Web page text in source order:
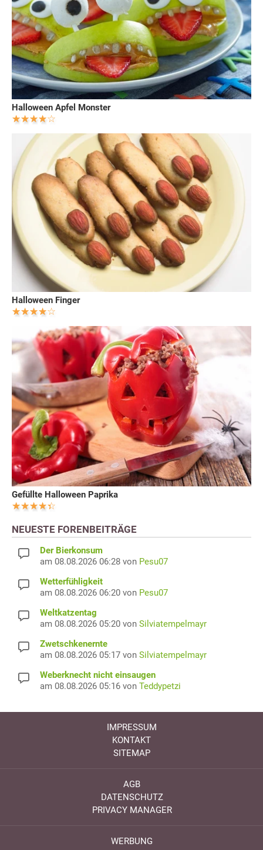
Halloween Apfel Monster
Halloween Finger
Gefüllte Halloween Paprika
NEUESTE FORENBEITRÄGE
Der Bierkonsum
am 08.08.2026 06:28 von Pesu07
Wetterfühligkeit
am 08.08.2026 06:20 von Pesu07
Weltkatzentag
am 08.08.2026 05:20 von Silviatempelmayr
Zwetschkenernte
am 08.08.2026 05:17 von Silviatempelmayr
Weberknecht nicht einsaugen
am 08.08.2026 05:16 von Teddypetzi
IMPRESSUM
KONTAKT
SITEMAP
AGB
DATENSCHUTZ
PRIVACY MANAGER
WERBUNG